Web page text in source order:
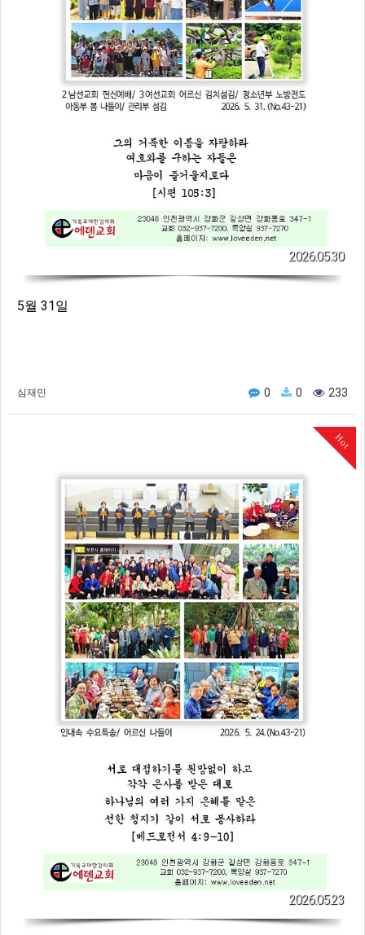
2026.05.30
5월 31일
심재민 0 0 233
Hot
2026.05.23